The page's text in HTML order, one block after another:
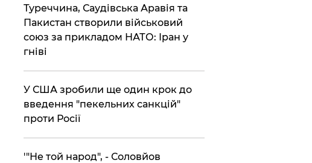
​Туреччина, Саудівська Аравія та
Пакистан створили військовий
союз за прикладом НАТО: Іран у
гніві
​У США зробили ще один крок до
введення "пекельних санкцій"
проти Росії
​'"Не той народ", - Соловйов